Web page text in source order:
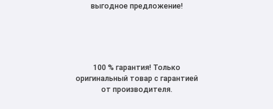
выгодное предложение!
100 % гарантия! Только
оригинальный товар с гарантией
от производителя.